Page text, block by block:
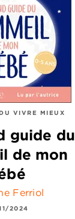
VIVRE MIEUX
guide du
de mon
Ferriol
2024